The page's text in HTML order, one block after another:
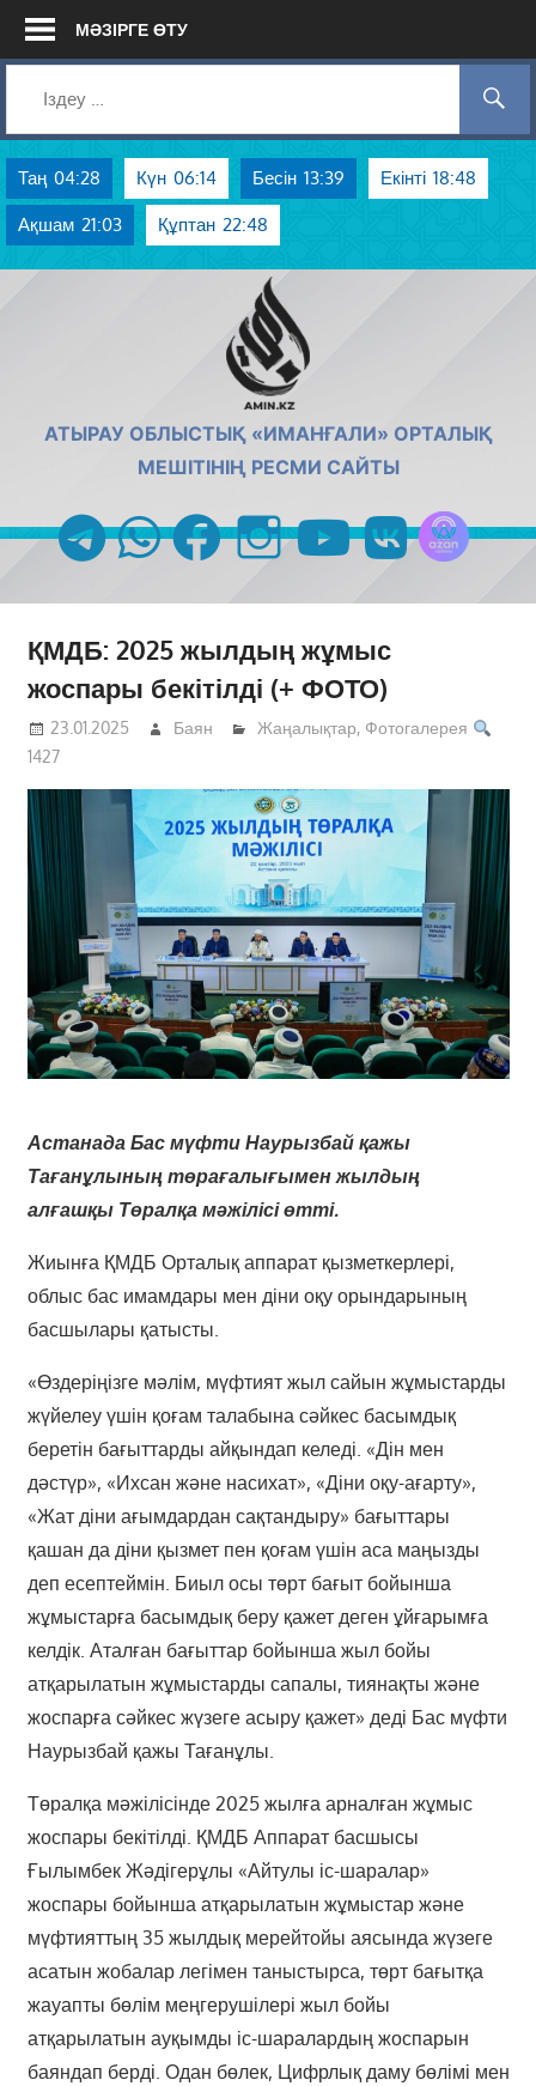
Skip
МӘЗІРГЕ ӨТУ
Таң 04:28 Күн 06:14 Бесін 13:39 Екінті 18:48
Ақшам 21:03 Құптан 22:48
АТЫРАУ ОБЛЫСТЫҚ «ИМАНҒАЛИ» ОРТАЛЫҚ
МЕШІТІНІҢ РЕСМИ САЙТЫ
telegramwhatsappfacebookinstagramyoutubevk
ҚМДБ: 2025 жылдың жұмыс
жоспары бекітілді (+ ФОТО)
23.01.2025 Баян Жаңалықтар, Фотогалерея
1427
Астанада Бас мүфти Наурызбай қажы
Тағанұлының төрағалығымен жылдың
алғашқы Төралқа мәжілісі өтті.
Жиынға ҚМДБ Орталық аппарат қызметкерлері,
облыс бас имамдары мен діни оқу орындарының
басшылары қатысты.
«Өздеріңізге мәлім, мүфтият жыл сайын жұмыстарды
жүйелеу үшін қоғам талабына сәйкес басымдық
беретін бағыттарды айқындап келеді. «Дін мен
дәстүр», «Ихсан және насихат», «Діни оқу-ағарту»,
«Жат діни ағымдардан сақтандыру» бағыттары
қашан да діни қызмет пен қоғам үшін аса маңызды
деп есептеймін. Биыл осы төрт бағыт бойынша
жұмыстарға басымдық беру қажет деген ұйғарымға
келдік. Аталған бағыттар бойынша жыл бойы
атқарылатын жұмыстарды сапалы, тиянақты және
жоспарға сәйкес жүзеге асыру қажет» деді Бас мүфти
Наурызбай қажы Тағанұлы.
Төралқа мәжілісінде 2025 жылға арналған жұмыс
жоспары бекітілді. ҚМДБ Аппарат басшысы
Ғылымбек Жәдігерұлы «Айтулы іс-шаралар»
жоспары бойынша атқарылатын жұмыстар және
мүфтияттың 35 жылдық мерейтойы аясында жүзеге
асатын жобалар легімен таныстырса, төрт бағытқа
жауапты бөлім меңгерушілері жыл бойы
атқарылатын ауқымды іс-шаралардың жоспарын
баяндап берді. Одан бөлек, Цифрлық даму бөлімі мен